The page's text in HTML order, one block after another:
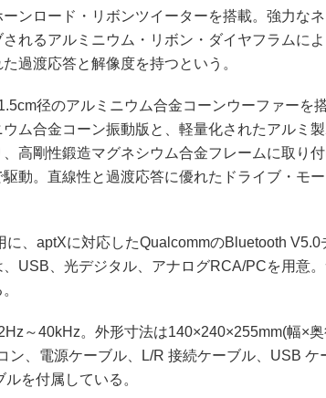
ンロード・リボンツイーターを搭載。強力な
されるアルミニウム・リボン・ダイヤフラムに
過渡応答と解像度を持つという。
径のアルミニウム合金コーンウーファーを
ウム合金コーン振動版と、軽量化されたアルミ
高剛性鍛造マグネシウム合金フレームに取り
駆動。直線性と過渡応答に優れたドライブ・モ
に、aptXに対応したQualcommのBluetooth V5.0
、USB、光デジタル、アナログRCA/PCを用意
～40kHz。外形寸法は140×240×255mm(幅×
ン、電源ケーブル、L/R 接続ケーブル、USB ケ
を付属している。